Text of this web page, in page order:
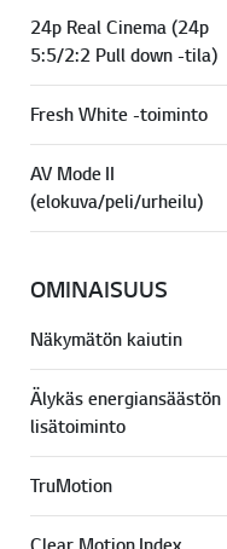
24p Real Cinema (24p
5:5/2:2 Pull down -tila)
Fresh White -toiminto
AV Mode II
(elokuva/peli/urheilu)
OMINAISUUS
Näkymätön kaiutin
Älykäs energiansäästön
lisätoiminto
TruMotion